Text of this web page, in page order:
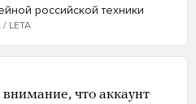
российской техники
LETA
внимание, что аккаунт